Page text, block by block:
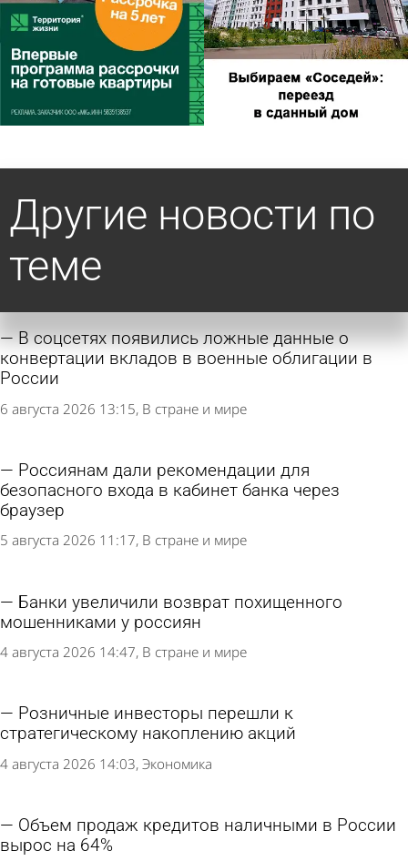
Другие новости по
теме
В соцсетях появились ложные данные о
конвертации вкладов в военные облигации в
России
6 августа 2026 13:15 В стране и мире
Россиянам дали рекомендации для
безопасного входа в кабинет банка через
браузер
5 августа 2026 11:17 В стране и мире
Банки увеличили возврат похищенного
мошенниками у россиян
4 августа 2026 14:47 В стране и мире
Розничные инвесторы перешли к
стратегическому накоплению акций
4 августа 2026 14:03 Экономика
Объем продаж кредитов наличными в России
вырос на 64%